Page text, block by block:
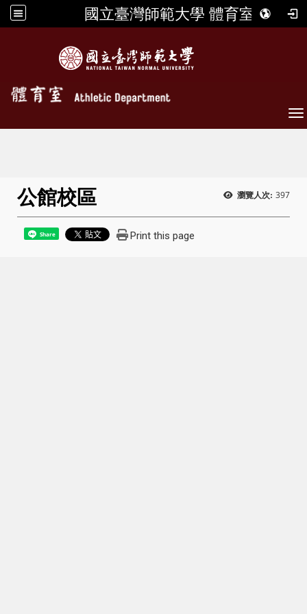
國立臺灣師範大學 體育室
瀏覽人次: 397
公館校區
Share Print this page